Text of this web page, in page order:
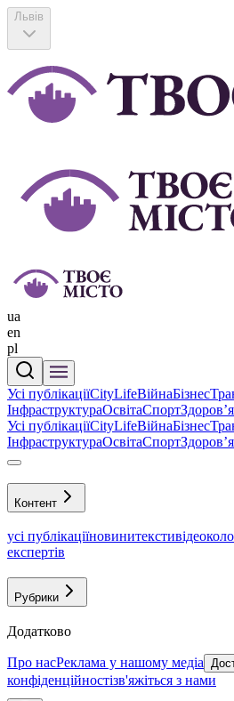
Львів
ua
en
pl
Усі публікаціїCityLifeВійнаБізнес
ІнфраструктураОсвітаСпортЗдоровʼя
Усі публікаціїCityLifeВійнаБізнес
ІнфраструктураОсвітаСпортЗдоровʼя
Контент
усі публікаціїновинитекстивідео
експертів
Рубрики
Додатково
Про насРеклама у нашому медіа
конфіденційностізв'яжіться з нами